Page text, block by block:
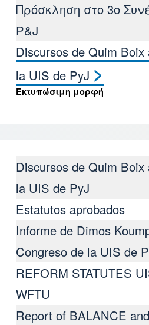
Πρόσκληση στο 3ο
P&J
Book traversal
Discursos de Quim
la UIS de PyJ >
Εκτυπώσιμη μορφή
Discursos de Quim
la UIS de PyJ
Estatutos aprobados
Informe de Dimos
Congreso de la UIS de
REFORM STATUTES
WFTU
Report of BALANCE